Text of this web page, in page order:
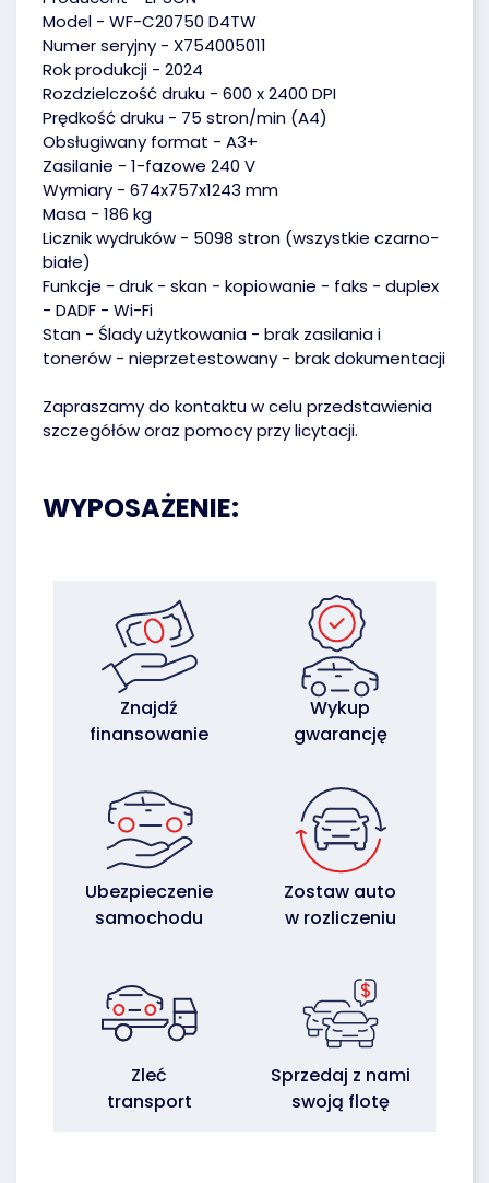
Model - WF-C20750 D4TW
Numer seryjny - X754005011
Rok produkcji - 2024
Rozdzielczość druku - 600 x 2400 DPI
Prędkość druku - 75 stron/min (A4)
Obsługiwany format - A3+
Zasilanie - 1-fazowe 240 V
Wymiary - 674x757x1243 mm
Masa - 186 kg
Licznik wydruków - 5098 stron (wszystkie czarno-
białe)
Funkcje - druk - skan - kopiowanie - faks - duplex
- DADF - Wi-Fi
Stan - Ślady użytkowania - brak zasilania i
tonerów - nieprzetestowany - brak dokumentacji
Zapraszamy do kontaktu w celu przedstawienia
szczegółów oraz pomocy przy licytacji.
WYPOSAŻENIE:
Znajdź
finansowanie
Wykup
gwarancję
Ubezpieczenie
samochodu
Zostaw auto
w rozliczeniu
Zleć
transport
Sprzedaj z nami
swoją flotę